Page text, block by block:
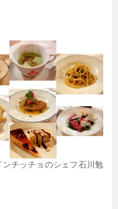
チッチョのシェフ石川勉